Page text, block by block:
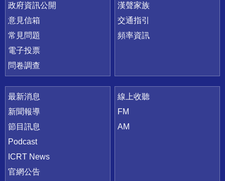
政府資訊公開
意見信箱
常見問題
電子投票
問卷調查
漢聲家族
交通指引
頻率資訊
最新消息
新聞報導
節目訊息
Podcast
ICRT News
官網公告
線上收聽
FM
AM